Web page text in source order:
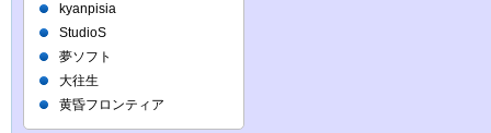
kyanpisia
StudioS
夢ソフト
大往生
黄昏フロンティア